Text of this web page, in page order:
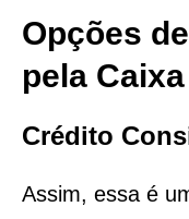
Opções
pela
Crédito
Assim, essa é